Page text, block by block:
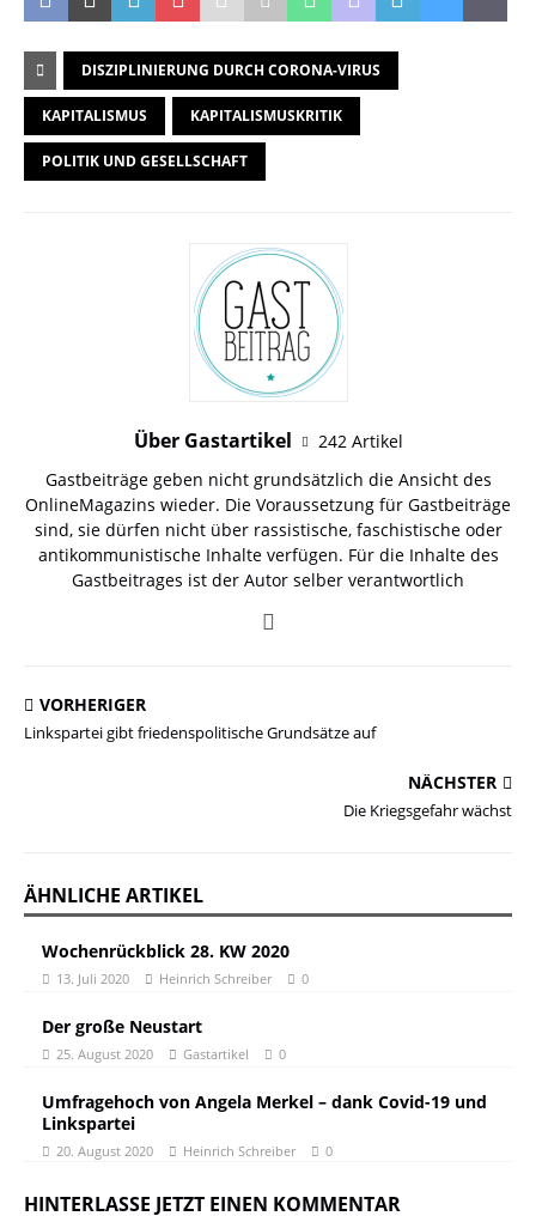
DISZIPLINIERUNG DURCH CORONA-VIRUS
KAPITALISMUS KAPITALISMUSKRITIK
POLITIK UND GESELLSCHAFT
Über Gastartikel
242 Artikel
Gastbeiträge geben nicht grundsätzlich die Ansicht des
OnlineMagazins wieder. Die Voraussetzung für Gastbeiträge
sind, sie dürfen nicht über rassistische, faschistische oder
antikommunistische Inhalte verfügen. Für die Inhalte des
Gastbeitrages ist der Autor selber verantwortlich
VORHERIGER
Linkspartei gibt friedenspolitische Grundsätze auf
NÄCHSTER
Die Kriegsgefahr wächst
ÄHNLICHE ARTIKEL
Wochenrückblick 28. KW 2020
13. Juli 2020 Heinrich Schreiber 0
Der große Neustart
25. August 2020 Gastartikel 0
Umfragehoch von Angela Merkel – dank Covid-19 und
Linkspartei
20. August 2020 Heinrich Schreiber 0
HINTERLASSE JETZT EINEN KOMMENTAR